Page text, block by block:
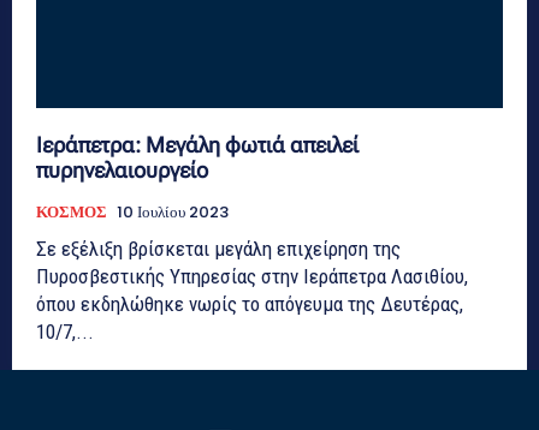
Ιεράπετρα: Μεγάλη φωτιά απειλεί
πυρηνελαιουργείο
ΚΟΣΜΟΣ 10 Ιουλίου 2023
Σε εξέλιξη βρίσκεται μεγάλη επιχείρηση της
Πυροσβεστικής Υπηρεσίας στην Ιεράπετρα Λασιθίου,
όπου εκδηλώθηκε νωρίς το απόγευμα της Δευτέρας,
10/7,...